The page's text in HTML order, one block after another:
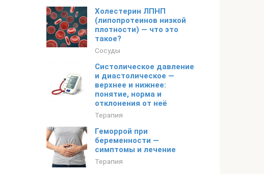
Холестерин ЛПНП
(липопротеинов низкой
плотности) — что это
такое?
Сосуды
Систолическое давление
и диастолическое —
верхнее и нижнее:
понятие, норма и
отклонения от неё
Терапия
Геморрой при
беременности —
симптомы и лечение
Терапия